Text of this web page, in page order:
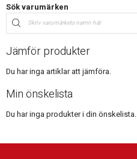
Sök varumärken
Jämför produkter
Du har inga artiklar att jämföra.
Min önskelista
Du har inga produkter i din önskelista.